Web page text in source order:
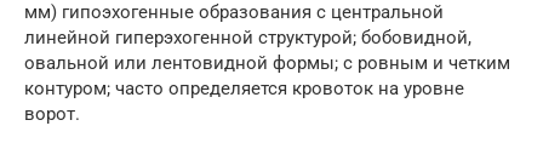
мм) гипоэхогенные образования с центральной
линейной гиперэхогенной структурой; бобовидной,
овальной или лентовидной формы; с ровным и четким
контуром; часто определяется кровоток на уровне
ворот.